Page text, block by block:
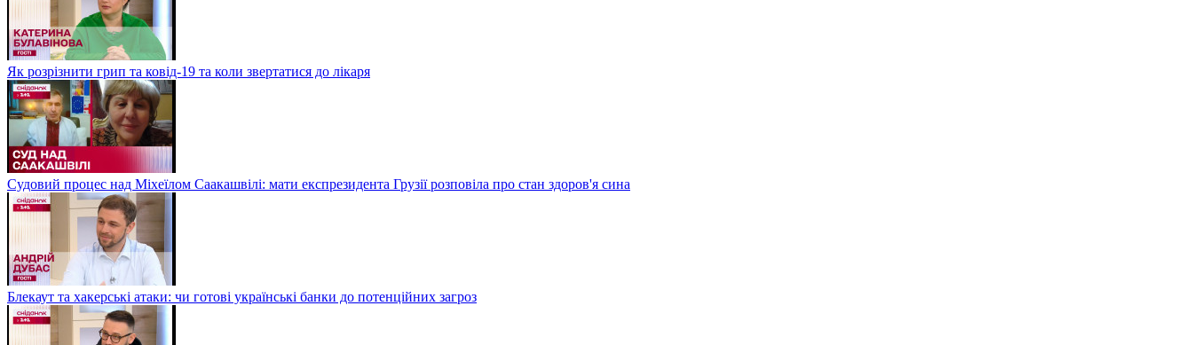
Як розрізнити грип та ковід-19 та коли звертатися до лікаря
Судовий процес над Міхеїлом Саакашвілі: мати експрезидента Грузії розповіла про стан здоров'я сина
Блекаут та хакерські атаки: чи готові українські банки до потенційних загроз